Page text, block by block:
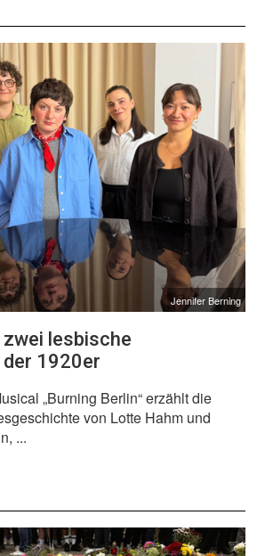
Jennifer Berning
lesbische
der 1920er
„Burning Berlin“ erzählt die
von Lotte Hahm und
...